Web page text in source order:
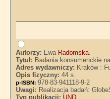
Autorzy: Ewa Radomska.
Tytuł: Badania konsumenckie
Adres wydawniczy: Kraków :
Opis fizyczny:44 s.
p-ISBN:978-83-941118-9-2
Uwagi: Realizacja badań:
Typ publikacji: UND